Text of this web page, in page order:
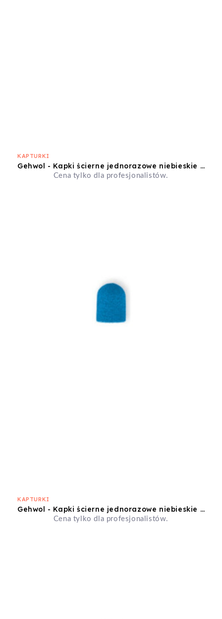
KAPTURKI
Gehwol - Kapki ścierne jednorazowe niebieskie 10mm średnioziarniste 10szt
Cena tylko dla profesjonalistów.
KAPTURKI
Gehwol - Kapki ścierne jednorazowe niebieskie 13mm średnioziarniste 10szt
Cena tylko dla profesjonalistów.